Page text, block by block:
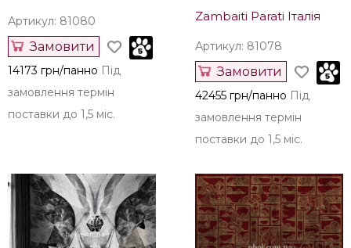
В интерьере
Артикул: 81080
Замовити
Zambaiti Parati Італія
Артикул: 81078